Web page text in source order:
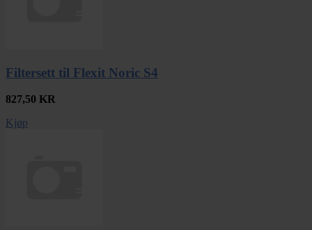
Filtersett til Flexit Noric S4
827,50 KR
Kjøp